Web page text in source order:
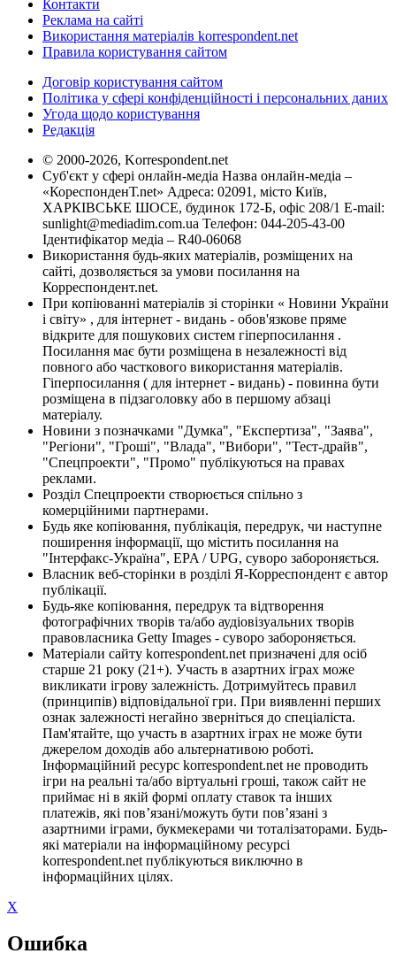
Контакти
Реклама на сайті
Використання матеріалів korrespondent.net
Правила користування сайтом
Договір користування сайтом
Політика у сфері конфіденційності і персональних даних
Угода щодо користування
Редакція
© 2000-2026, Korrespondent.net
Суб'єкт у сфері онлайн-медіа Назва онлайн-медіа –
«КореспонденТ.net» Адреса: 02091, місто Київ,
ХАРКІВСЬКЕ ШОСЕ, будинок 172-Б, офіс 208/1 E-mail:
sunlight@mediadim.com.ua Телефон: 044-205-43-00
Ідентифікатор медіа – R40-06068
Використання будь-яких матеріалів, розміщених на
сайті, дозволяється за умови посилання на
Корреспондент.net.
При копіюванні матеріалів зі сторінки « Новини України
і світу» , для інтернет - видань - обов'язкове пряме
відкрите для пошукових систем гіперпосилання .
Посилання має бути розміщена в незалежності від
повного або часткового використання матеріалів.
Гіперпосилання ( для інтернет - видань) - повинна бути
розміщена в підзаголовку або в першому абзаці
матеріалу.
Новини з позначками "Думка", "Експертиза", "Заява",
"Регіони", "Гроші", "Влада", "Вибори", "Тест-драйв",
"Спецпроекти", "Промо" публікуються на правах
реклами.
Розділ Спецпроекти створюється спільно з
комерційними партнерами.
Будь яке копіювання, публікація, передрук, чи наступне
поширення інформації, що містить посилання на
"Інтерфакс-Україна", EPA / UPG, суворо забороняється.
Власник веб-сторінки в розділі Я-Корреспондент є автор
публікації.
Будь-яке копіювання, передрук та відтворення
фотографічних творів та/або аудіовізуальних творів
правовласника Getty Images - суворо забороняється.
Матеріали сайту korrespondent.net призначені для осіб
старше 21 року (21+). Участь в азартних іграх може
викликати ігрову залежність. Дотримуйтесь правил
(принципів) відповідальної гри. При виявленні перших
ознак залежності негайно зверніться до спеціаліста.
Пам'ятайте, що участь в азартних іграх не може бути
джерелом доходів або альтернативою роботі.
Інформаційний ресурс korrespondent.net не проводить
ігри на реальні та/або віртуальні гроші, також сайт не
приймає ні в якій формі оплату ставок та інших
платежів, які пов’язані/можуть бути пов’язані з
азартними іграми, букмекерами чи тоталізаторами. Будь-
які матеріали на інформаційному ресурсі
korrespondent.net публікуються виключно в
інформаційних цілях.
X
Ошибка